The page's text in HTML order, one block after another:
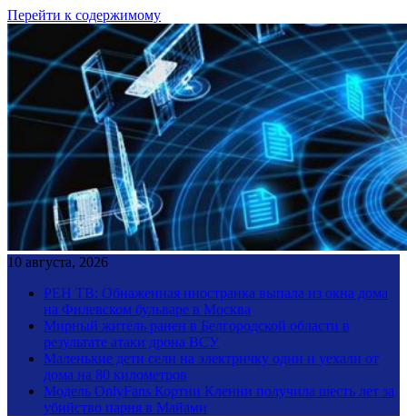
Перейти к содержимому
10 августа, 2026
РЕН ТВ: Обнаженная иностранка выпала из окна дома
на Филевском бульваре в Москва
Мирный житель ранен в Белгородской области в
результате атаки дрона ВСУ
Маленькие дети сели на электричку одни и уехали от
дома на 80 километров
Модель OnlyFans Кортни Кленни получила шесть лет за
убийство парня в Майами